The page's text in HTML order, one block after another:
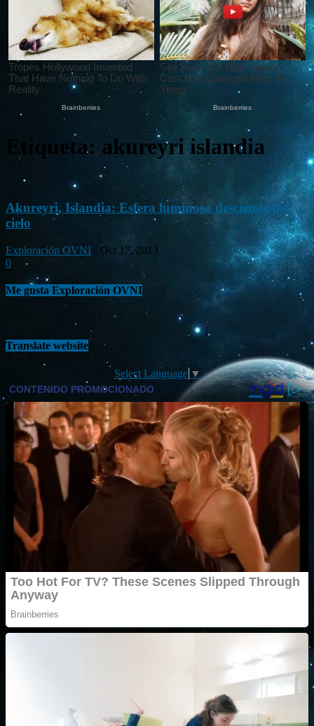
Etiqueta: akureyri islandia
Akureyri, Islandia: Esfera luminosa desciende del
cielo
Exploración OVNI - Oct 17, 2013
0
Me gusta Exploración OVNI
Translate website
Select Language ▼